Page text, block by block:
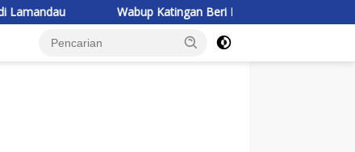
Wabup Katingan Beri Pembekalan Kontingen Jambore Nasional